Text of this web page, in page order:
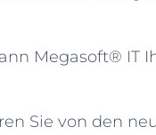
Megasoft® IT
Sie von den